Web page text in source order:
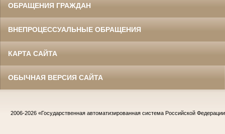
ОБРАЩЕНИЯ ГРАЖДАН
ВНЕПРОЦЕССУАЛЬНЫЕ ОБРАЩЕНИЯ
КАРТА САЙТА
ОБЫЧНАЯ ВЕРСИЯ САЙТА
2006-2026 «Государственная автоматизированная система Российской